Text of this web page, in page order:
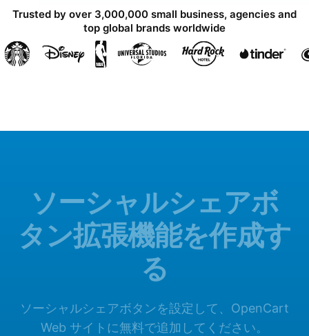
Trusted by over 3,000,000 small business, agencies and
top global brands worldwide
ソーシャルシェアボ
タン拡張機能を作成す
る
ソーシャルシェアボタンを設定して、OpenCart
Web サイトに無料で追加してください。